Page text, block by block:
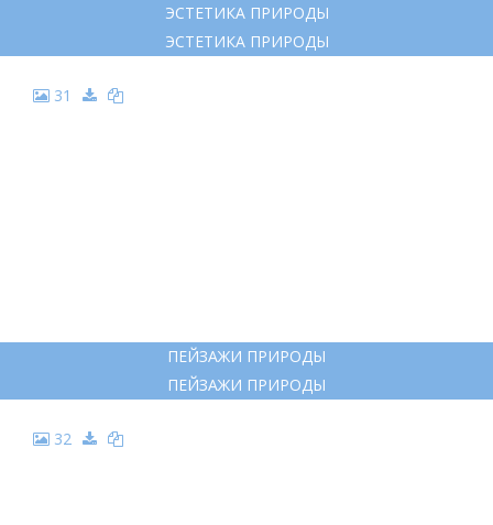
ЭСТЕТИКА ПРИРОДЫ
ЭСТЕТИКА ПРИРОДЫ
31
ПЕЙЗАЖИ ПРИРОДЫ
ПЕЙЗАЖИ ПРИРОДЫ
32